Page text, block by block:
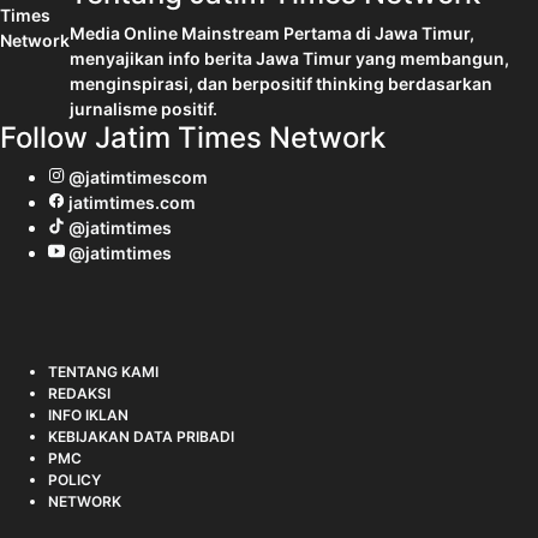
Media Online Mainstream Pertama di Jawa Timur,
menyajikan info berita Jawa Timur yang membangun,
menginspirasi, dan berpositif thinking berdasarkan
jurnalisme positif.
Follow Jatim Times Network
@jatimtimescom
jatimtimes.com
@jatimtimes
@jatimtimes
TENTANG KAMI
REDAKSI
INFO IKLAN
KEBIJAKAN DATA PRIBADI
PMC
POLICY
NETWORK